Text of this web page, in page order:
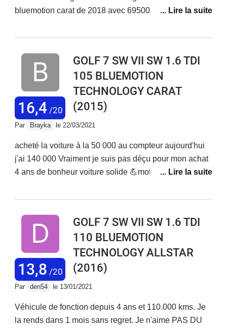
bluemotion carat de 2018 avec 69500 km au compteur
moteur nous sommes toujours dans l attente depuis 5
hypothétique décision de volkswagen .Attention au
nouveau acheteur le problème est fréquent sur ces
modèles et connue par la marque. Tres déçu de la non
réaction de ce constructeur qui ce vente de vendre des
véhicules de qualité Nous sommes pris en autage
Obliger de voir un avocatpour la suite...
16,4/20
GOLF 7 SW VII SW 1.6 TDI
105 BLUEMOTION
TECHNOLOGY CARAT
(2015)
Par Brayka le 22/03/2021
acheté la voiture à la 50 000 au compteur aujourd'hui
j'ai 140 000 Vraiment je suis pas déçu pour mon achat
4 ans de bonheur voiture solide 💪moteur rien à dire
une batterie plaquettes les disques👍 tenue route
chose c'est juste le moteur 1.6 il manque un peu de
pêche mais vraiment économique c'est top
13,8 /20
GOLF 7 SW VII SW 1.6 TDI
110 BLUEMOTION
TECHNOLOGY ALLSTAR
(2016)
Par den54 le 13/01/2021
Véhicule de fonction depuis 4 ans et 110.000 kms. Je
la rends dans 1 mois sans regret. Je n'aime PAS DU